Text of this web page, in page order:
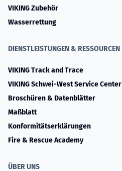
VIKING Zubehör
Wasserrettung
DIENSTLEISTUNGEN & RESSOURCEN
VIKING Track and Trace
VIKING Schwei-West Service Center
Broschüren & Datenblätter
Maßblatt
Konformitätserklärungen
Fire & Rescue Academy
ÜBER UNS